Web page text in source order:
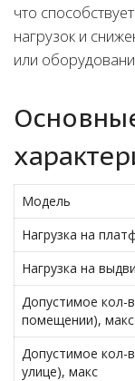
что
нагрузок и
или
Модель
Нагрузка на
Нагрузка на
Допустимое кол-
помещении), макс
Допустимое кол-
улице), макс